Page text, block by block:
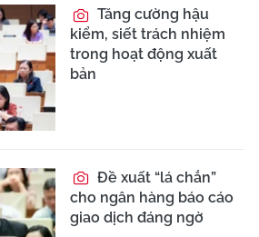
Tăng cường hậu
kiểm, siết trách nhiệm
trong hoạt động xuất
bản
Đề xuất “lá chắn”
cho ngân hàng báo cáo
giao dịch đáng ngờ